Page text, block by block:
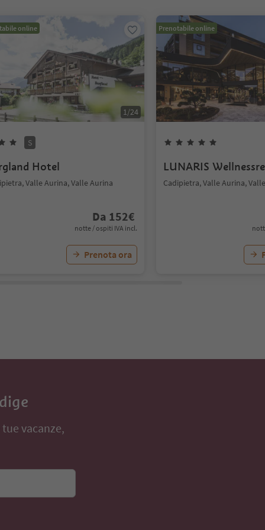
online
1/24
S
Hotel
Valle Aurina, Valle Aurina
Da 152€
notte / ospiti IVA incl.
Prenota ora
Prenotabile online
LUNARIS
Cadipietra, Valle Aurina,
vacanze,